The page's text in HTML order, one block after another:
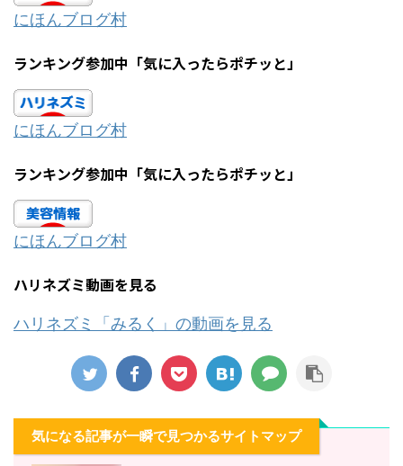
にほんブログ村
ランキング参加中「気に入ったらポチッと」
にほんブログ村
ランキング参加中「気に入ったらポチッと」
にほんブログ村
ハリネズミ動画を見る
ハリネズミ「みるく」の動画を見る
気になる記事が一瞬で見つかるサイトマップ